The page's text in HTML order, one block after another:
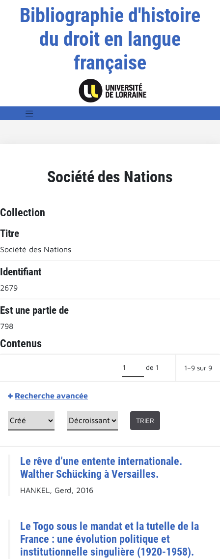
Bibliographie d'histoire
du droit en langue
française
Société des Nations
Collection
Titre
Société des Nations
Identifiant
2679
Est une partie de
798
Contenus
de 1 1–9 sur 9
Recherche avancée
TRIER
Le rêve d’une entente internationale.
Walther Schücking à Versailles.
HANKEL, Gerd, 2016
Le Togo sous le mandat et la tutelle de la
France : une évolution politique et
institutionnelle singulière (1920-1958).